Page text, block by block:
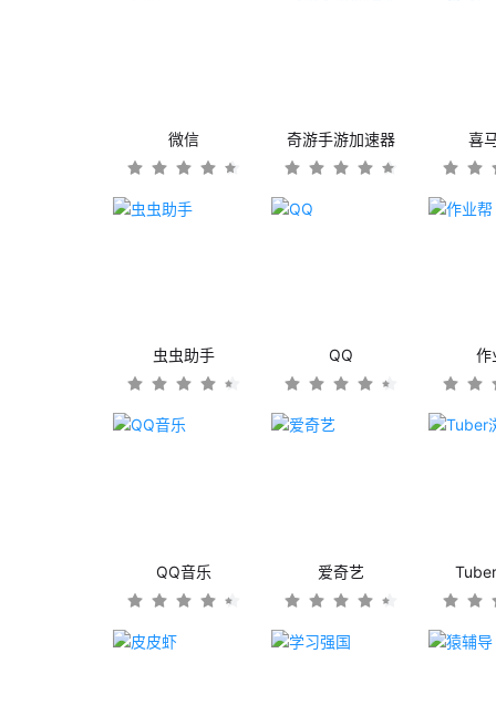
微信 奇游手游加速器 喜
虫虫助手 QQ 作
QQ音乐 爱奇艺